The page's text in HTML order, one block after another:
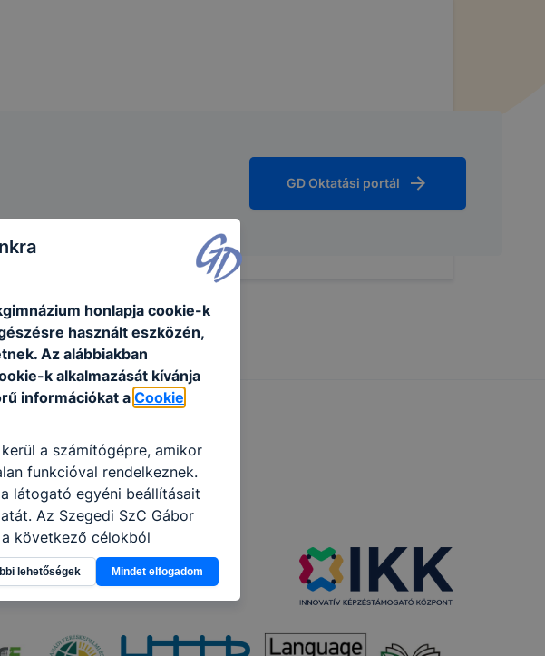
GD Oktatási portál
honlapja cookie-k
használt eszközén,
Az alábbiakban
k alkalmazását kívánja
információkat a Cookie
a számítógépre, amikor
funkcióval rendelkeznek.
látogató egyéni beállításait
Az Szegedi SzC Gábor
következő célokból
használja Ön a
részeit látogatja, vagy
Önnek még jobb
cookie-kat? Minden modern
lehetőségek Mindet elfogadom